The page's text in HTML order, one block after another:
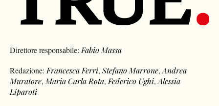
Direttore responsabile: Fabio Massa
Redazione: Francesca Ferri,Stefano Marrone,Andrea
Muratore, Maria Carla Rota, Federico Ughi,Alessia
Liparoti